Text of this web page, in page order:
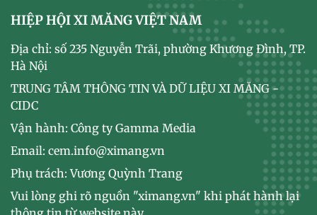
HIỆP HỘI XI MĂNG VIỆT NAM
Địa chỉ: số 235 Nguyễn Trãi, phường Khương Đình, TP.
Hà Nội
TRUNG TÂM THÔNG TIN VÀ DỮ LIỆU XI MĂNG -
CIDC
Vận hành: Công ty Gamma Media
Email: cem.info@ximang.vn
Phụ trách: Vương Quỳnh Trang
Vui lòng ghi rõ nguồn "ximang.vn" khi phát hành lại